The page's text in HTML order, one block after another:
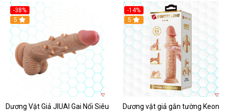
-38%
5
Dương Vật Giả JIUAI Gai Nổi Siêu
-14%
5
Dương vật giả gắn tường Keon